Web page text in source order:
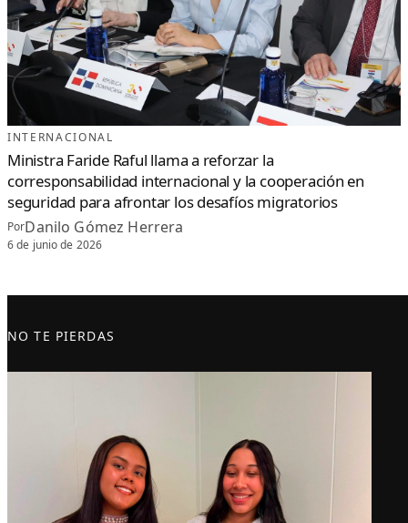
INTERNACIONAL
Ministra Faride Raful llama a reforzar la
corresponsabilidad internacional y la cooperación en
seguridad para afrontar los desafíos migratorios
PorDanilo Gómez Herrera
6 de junio de 2026
NO TE PIERDAS